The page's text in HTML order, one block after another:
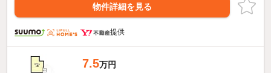
物件詳細を見る
提供
7.5万円